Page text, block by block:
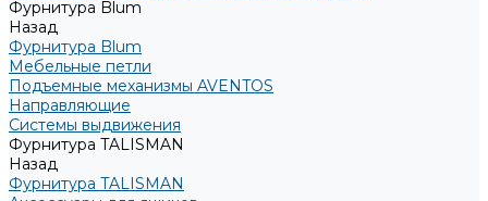
Фурнитура Blum
Назад
Фурнитура Blum
Мебельные петли
Подъемные механизмы AVENTOS
Направляющие
Системы выдвижения
Фурнитура TALISMAN
Назад
Фурнитура TALISMAN